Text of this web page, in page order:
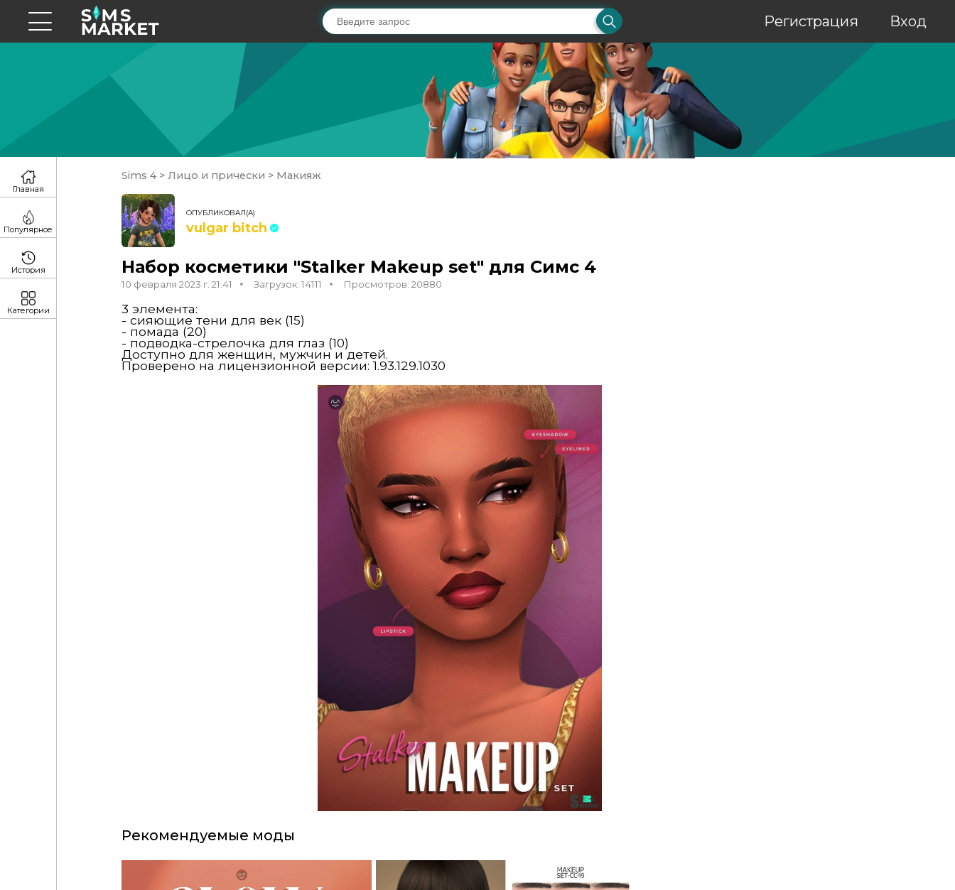
Регистрация Вход
Sims 4 > Лицо и прически > Макияж
ОПУБЛИКОВАЛ(А)
vulgar bitch
Набор косметики "Stalker Makeup set" для Симс 4
10 февраля 2023 г. 21:41 Загрузок: 14111 Просмотров: 20880
3 элемента:
- сияющие тени для век (15)
- помада (20)
- подводка-стрелочка для глаз (10)
Доступно для женщин, мужчин и детей.
Проверено на лицензионной версии: 1.93.129.1030
Рекомендуемые моды
Главная
Популярное
История
Категории